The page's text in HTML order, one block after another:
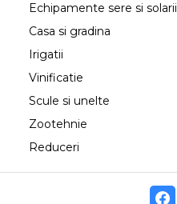
Echipamente sere si solarii
Casa si gradina
Irigatii
Vinificatie
Scule si unelte
Zootehnie
Reduceri